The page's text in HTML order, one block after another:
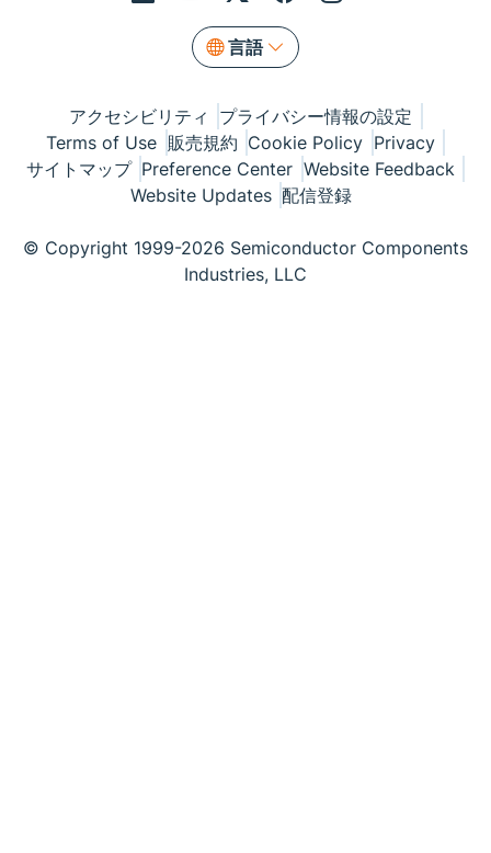
言語
アクセシビリティ
プライバシー情報の設定
Terms of Use 販売規約 Cookie Policy Privacy
サイトマップ Preference Center Website Feedback
Website Updates 配信登録
© Copyright 1999-2026 Semiconductor Components
Industries, LLC